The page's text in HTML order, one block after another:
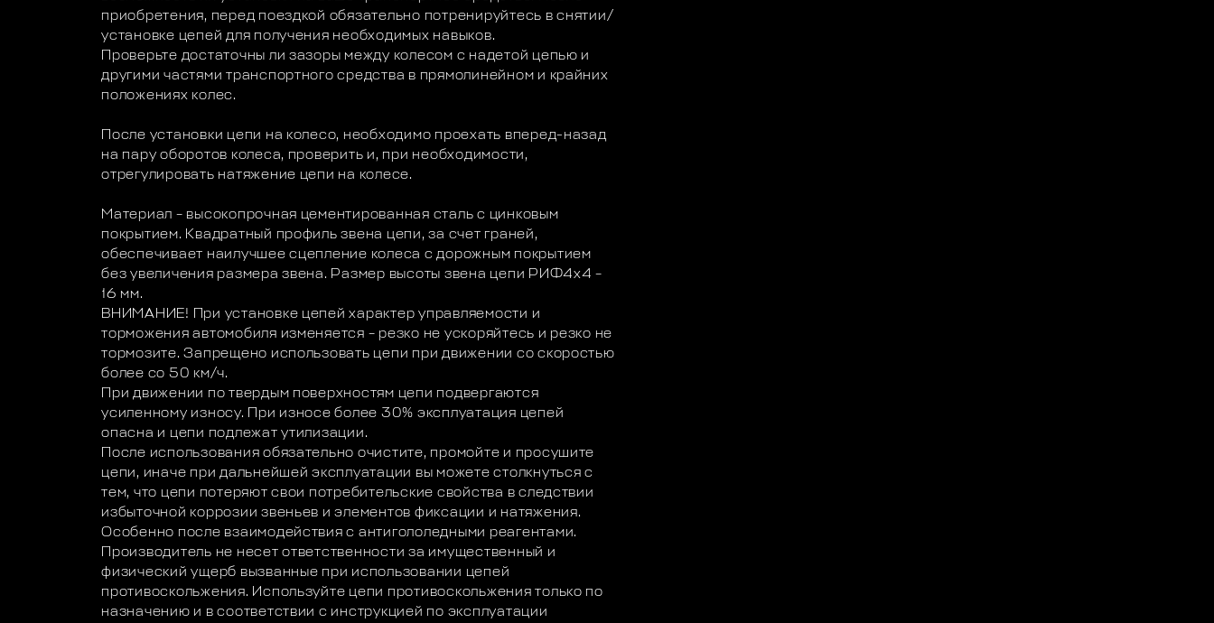
приобретения, перед поездкой обязательно потренируйтесь в снятии/
установке цепей для получения необходимых навыков.
Проверьте достаточны ли зазоры между колесом с надетой цепью и
другими частями транспортного средства в прямолинейном и крайних
положениях колес.
После установки цепи на колесо, необходимо проехать вперед-назад
на пару оборотов колеса, проверить и, при необходимости,
отрегулировать натяжение цепи на колесе.
Материал – высокопрочная цементированная сталь с цинковым
покрытием. Квадратный профиль звена цепи, за счет граней,
обеспечивает наилучшее сцепление колеса с дорожным покрытием
без увеличения размера звена. Размер высоты звена цепи РИФ4х4 –
16 мм.
ВНИМАНИЕ! При установке цепей характер управляемости и
торможения автомобиля изменяется – резко не ускоряйтесь и резко не
тормозите. Запрещено использовать цепи при движении со скоростью
более со 50 км/ч.
При движении по твердым поверхностям цепи подвергаются
усиленному износу. При износе более 30% эксплуатация цепей
опасна и цепи подлежат утилизации.
После использования обязательно очистите, промойте и просушите
цепи, иначе при дальнейшей эксплуатации вы можете столкнуться с
тем, что цепи потеряют свои потребительские свойства в следствии
избыточной коррозии звеньев и элементов фиксации и натяжения.
Особенно после взаимодействия с антигололедными реагентами.
Производитель не несет ответственности за имущественный и
физический ущерб вызванные при использовании цепей
противоскольжения. Используйте цепи противоскольжения только по
назначению и в соответствии с инструкцией по эксплуатации